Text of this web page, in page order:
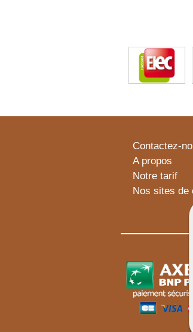
Contactez-
A propos
Notre tarif
Nos sites de